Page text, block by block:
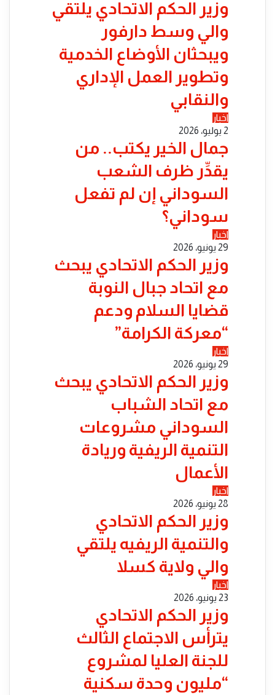
​وزير الحكم الاتحادي يلتقي
والي وسط دارفور
ويبحثان الأوضاع الخدمية
وتطوير العمل الإداري
والنقابي
اخبار
2 يوليو، 2026
جمال الخير يكتب.. من
يقدِّر ظرف الشعب
السوداني إن لم تفعل
سوداني؟
اخبار
29 يونيو، 2026
​وزير الحكم الاتحادي يبحث
مع اتحاد جبال النوبة
قضايا السلام ودعم
“معركة الكرامة”
اخبار
29 يونيو، 2026
​وزير الحكم الاتحادي يبحث
مع اتحاد الشباب
السوداني مشروعات
التنمية الريفية وريادة
الأعمال
اخبار
28 يونيو، 2026
​وزير الحكم الاتحادي
والتنمية الريفيه يلتقي
والي ولاية كسلا
اخبار
23 يونيو، 2026
​وزير الحكم الاتحادي
يترأس الاجتماع الثالث
للجنة العليا لمشروع
“مليون وحدة سكنية